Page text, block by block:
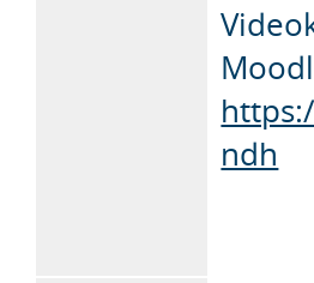
ndh